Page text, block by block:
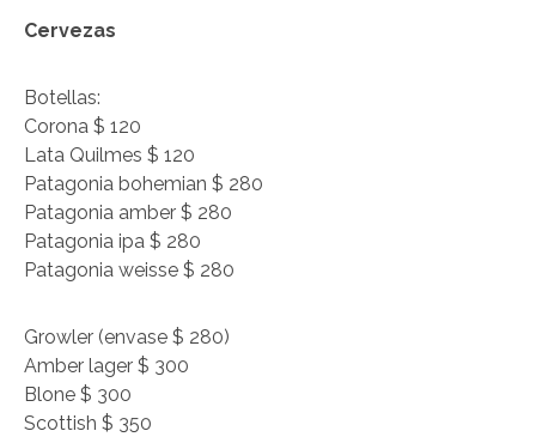
Cervezas
Botellas:
Corona $ 120
Lata Quilmes $ 120
Patagonia bohemian $ 280
Patagonia amber $ 280
Patagonia ipa $ 280
Patagonia weisse $ 280
Growler (envase $ 280)
Amber lager $ 300
Blone $ 300
Scottish $ 350